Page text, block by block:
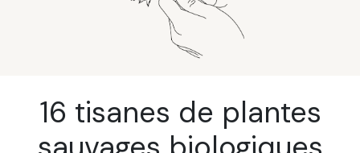
16 tisanes de plantes